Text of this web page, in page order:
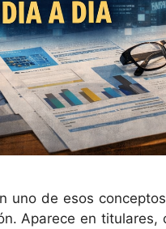
uno de esos
Aparece en titulares,